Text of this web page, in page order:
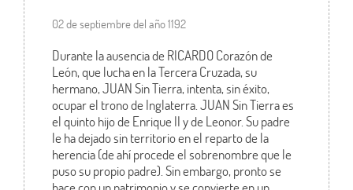
02 de septiembre del año 1192
Durante la ausencia de RICARDO Corazón de
León, que lucha en la Tercera Cruzada, su
hermano, JUAN Sin Tierra, intenta, sin éxito,
ocupar el trono de Inglaterra. JUAN Sin Tierra es
el quinto hijo de Enrique II y de Leonor. Su padre
le ha dejado sin territorio en el reparto de la
herencia (de ahí procede el sobrenombre que le
puso su propio padre). Sin embargo, pronto se